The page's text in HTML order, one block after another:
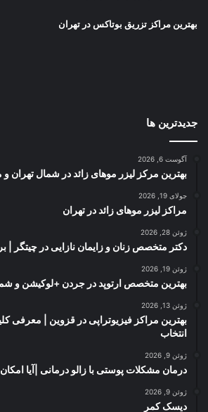
بهترین مراکز تزریق بوتاکس در تهران
جدیدترین ها
آگوست 6, 2026
بهترین مرکز لیزر موهای زائد در شمال تهران و
جولای 19, 2026
مراکز لیزر موهای زائد در تهران
ژوئن 28, 2026
دکتر متخصص زنان و زایمان نازایی در چیتگر |
ژوئن 19, 2026
بهترین متخصص ارتوپد در جردن +لوکیشن و
ژوئن 13, 2026
بهترین مراکز فیزیوتراپی در قزوین | معرفی
انتخاب
ژوئن 9, 2026
درمان مشکلات پوستی با زالو درمانی |آیا
ژوئن 9, 2026
دیسک کمر